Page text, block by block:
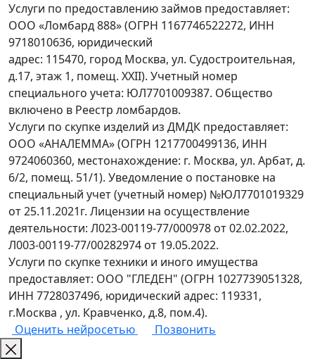
Услуги по предоставлению займов предоставляет:
ООО «Ломбард 888» (ОГРН 1167746522272, ИНН
9718010636, юридический
адрес: 115470, город Москва, ул. Судостроительная,
д.17, этаж 1, помещ. XXII). Учетный номер
специального учета: ЮЛ7701009387. Общество
включено в Реестр ломбардов.
Услуги по скупке изделий из ДМДК предоставляет:
ООО «АНАЛЕММА» (ОГРН 1217700499136, ИНН
9724060360, местонахождение: г. Москва, ул. Арбат, д.
6/2, помещ. 51/1). Уведомление о постановке на
специальный учет (учетный номер) №ЮЛ7701019329
от 25.11.2021г. Лицензии на осуществление
деятельности: Л023-00119-77/000978 от 02.02.2022,
Л003-00119-77/00282974 от 19.05.2022.
Услуги по скупке техники и иного имущества
предоставляет: ООО "ГЛЕДЕН" (ОГРН 1027739051328,
ИНН 7728037496, юридический адрес: 119331,
г.Москва , ул. Кравченко, д.8, пом.4).
Оценить нейросетью
Позвонить